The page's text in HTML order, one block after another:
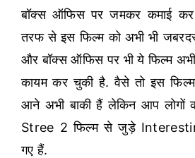
बॉक्स ऑफिस पर जमकर कमाई
तरफ से इस फिल्म को अभी भी
और बॉक्स ऑफिस पर भी ये फिल्म
कायम कर चुकी है. वैसे तो इस
आने अभी बाकी हैं लेकिन आप लोगों
Stree 2 फिल्म से जुड़े
गए हैं.